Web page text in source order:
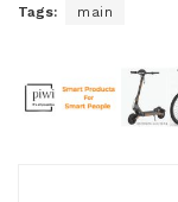
Tags: main